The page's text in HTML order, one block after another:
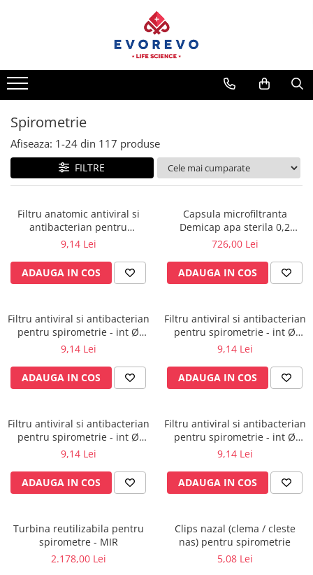
Nebulizatoare
Concentratoare oxigen
Pulsoximetrie
Senzori SpO2
Pulsoximetre
Capnometre
Lampi operatie
Negatoscoape
Holter EKG
Injectomate
CPAP si AUTOCPAP
Instalatii gaze medicinale
Statii gaze medicinale
Prize gaze medicinale
Regulatoare presiune gaze
medicinale
Butelii gaze medicale
Conectori gaze medicinale
Componente statii gaze
Panouri control si alarmare
Termometre
Higrometre
Cronometre
Spirometrie
Afiseaza: 1-24 din 117 produse
FILTRE
Filtru anatomic antiviral si
antibacterian pentru
spirometrie – int. Ø 27,5mm x
9,14 Lei
ADAUGA IN COS
Capsula microfiltranta
Demicap apa sterila 0,2
microni 60 cicluri cu gat gros
726,00 Lei
ADAUGA IN COS
Filtru antiviral si antibacterian
pentru spirometrie - int Ø
27,0 x ext Ø 30,5 mm / int Ø
9,14 Lei
ADAUGA IN COS
Filtru antiviral si antibacterian
pentru spirometrie - int Ø
27,0 x ext Ø 30,0 mm / int Ø
9,14 Lei
ADAUGA IN COS
Filtru antiviral si antibacterian
pentru spirometrie - int Ø
27,0 x ext Ø 30,0 mm / int Ø
9,14 Lei
ADAUGA IN COS
Filtru antiviral si antibacterian
pentru spirometrie - int Ø
27,0 x ext Ø 30,0 mm / int Ø
9,14 Lei
ADAUGA IN COS
Turbina reutilizabila pentru
spirometre - MIR
2.178,00 Lei
Clips nazal (clema / cleste
nas) pentru spirometrie
5,08 Lei